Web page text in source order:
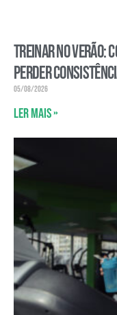
Treinar no verão:
perder
05/08/2026
Ler mais »